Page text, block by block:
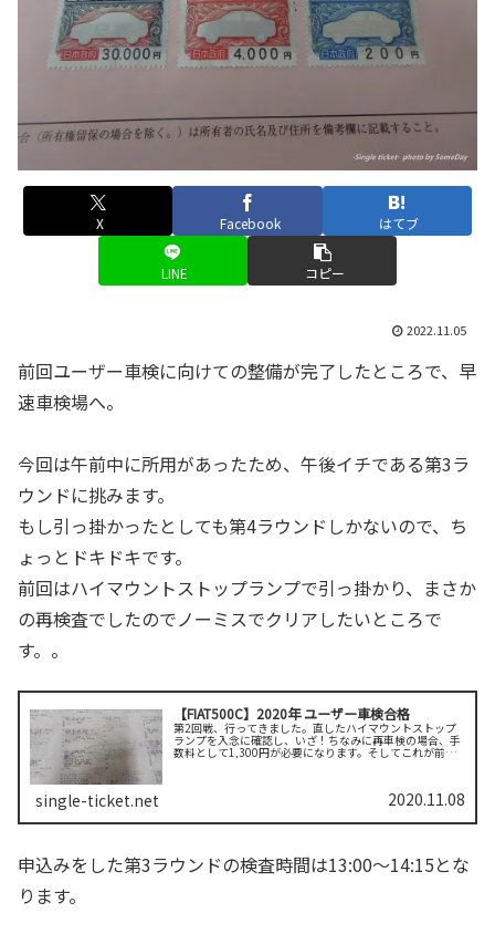
X Facebook はてブ
LINE コピー
2022.11.05
前回ユーザー車検に向けての整備が完了したところで、早
速車検場へ。
今回は午前中に所用があったため、午後イチである第3ラ
ウンドに挑みます。
もし引っ掛かったとしても第4ラウンドしかないので、ち
ょっとドキドキです。
前回はハイマウントストップランプで引っ掛かり、まさか
の再検査でしたのでノーミスでクリアしたいところで
す。。
【FIAT500C】2020年 ユーザー車検合格
第2回戦、行ってきました。直したハイマウントストップ
ランプを入念に確認し、いざ！ちなみに再車検の場合、手
数料として1,300円が必要になります。そしてこれが前回
single-ticket.net 2020.11.08
申込みをした第3ラウンドの検査時間は13:00～14:15とな
ります。